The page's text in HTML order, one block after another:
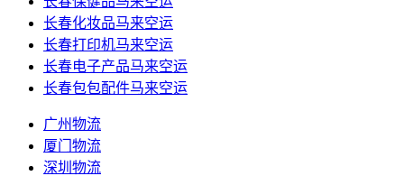
长春化妆品马来空运
长春打印机马来空运
长春电子产品马来空运
长春包包配件马来空运
广州物流
厦门物流
深圳物流